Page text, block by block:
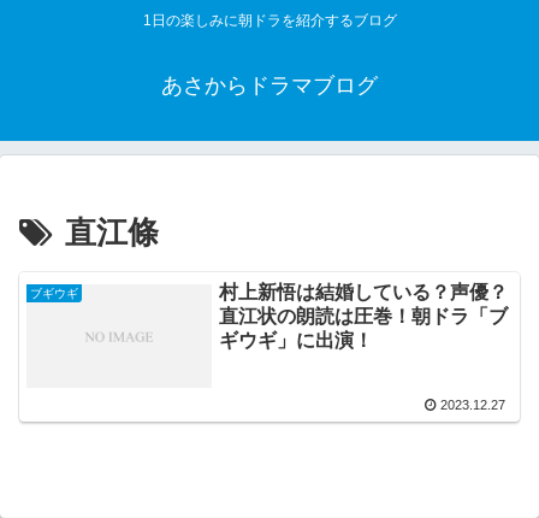
1日の楽しみに朝ドラを紹介するブログ
あさからドラマブログ
直江條
ブギウギ
村上新悟は結婚している？声優？
直江状の朗読は圧巻！朝ドラ「ブ
ギウギ」に出演！
2023.12.27